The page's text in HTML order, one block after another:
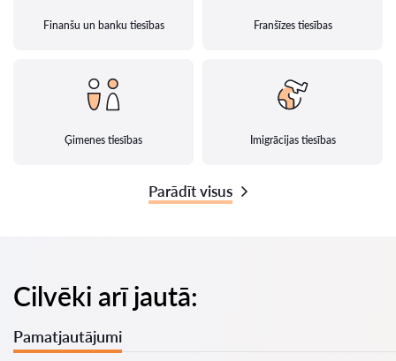
Finanšu un banku tiesības Franšīzes tiesības
Ģimenes tiesības Imigrācijas tiesības
Parādīt visus
Cilvēki arī jautā:
Pamatjautājumi